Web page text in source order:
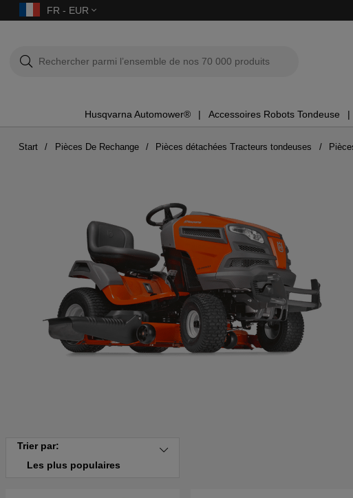
FR - EUR
Husqvarna Automower® Accessoires Robots Tondeuse
Start Pièces De Rechange Pièces détachées Tracteurs tondeuses
Trier par:
Les plus populaires